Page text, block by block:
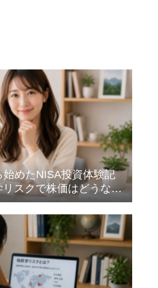
めたNISA投資体験記
リスクで株価はどうな
て感じたこと